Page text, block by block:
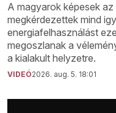
A magyarok képesek
megkérdezettek mind
energiafelhasználást
megoszlanak a
a kialakult helyzetre.
VIDEÓ2026. aug. 5. 18:01